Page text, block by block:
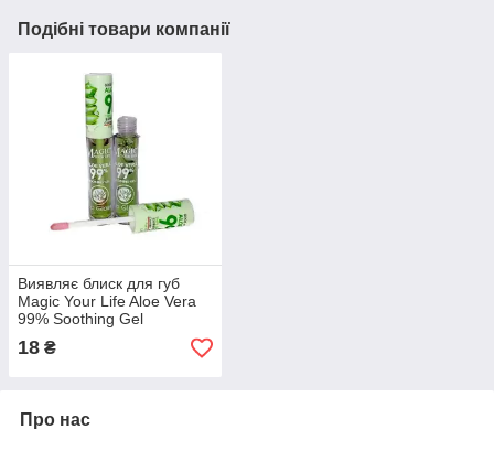
Подібні товари компанії
Виявляє блиск для губ
Magic Your Life Aloe Vera
99% Soothing Gel
18 ₴
Про нас